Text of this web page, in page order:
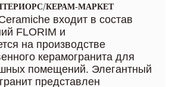
/КЕРАМ-МАРКЕТ
входит в состав
FLORIM и
на производстве
керамогранита для
помещений. Элегантный
представлен